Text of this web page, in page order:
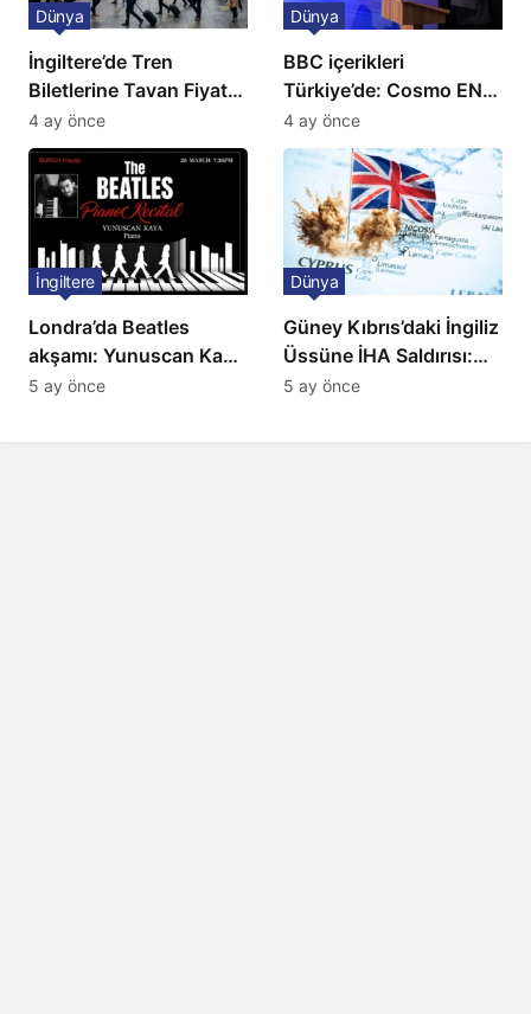
İngiltere’de Tren
Biletlerine Tavan Fiyat:
Ulaşımda Yeni
Düzenleme
Dünya
4 ay önce
BBC içerikleri
Türkiye’de: Cosmo EN
ve BBC Player yayında
Dünya
4 ay önce
Londra’da Beatles
akşamı: Yunuscan Kaya
klasik yorumuyla
İngiltere
5 ay önce
Güney Kıbrıs’daki İngiliz
Üssüne İHA Saldırısı:
Patlama, Sirenler ve
Dünya
5 ay önce